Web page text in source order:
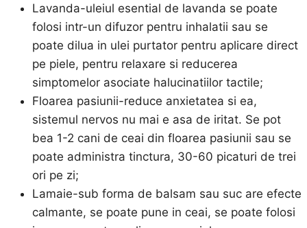
Lavanda-uleiul esential de lavanda se poate
folosi intr-un difuzor pentru inhalatii sau se
poate dilua in ulei purtator pentru aplicare direct
pe piele, pentru relaxare si reducerea
simptomelor asociate halucinatiilor tactile;
Floarea pasiunii-reduce anxietatea si ea,
sistemul nervos nu mai e asa de iritat. Se pot
bea 1-2 cani de ceai din floarea pasiunii sau se
poate administra tinctura, 30-60 picaturi de trei
ori pe zi;
Lamaie-sub forma de balsam sau suc are efecte
calmante, se poate pune in ceai, se poate folosi